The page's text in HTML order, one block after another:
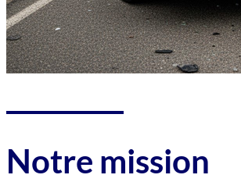
Notre mission